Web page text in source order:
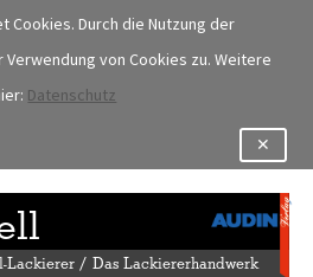
Cookies. Durch die Nutzung der
von Cookies zu. Weitere
Datenschutz
✕
Lackierer / Das Lackiererhandwerk